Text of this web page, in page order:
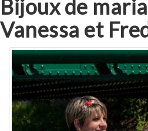
Bijoux de
Vanessa et